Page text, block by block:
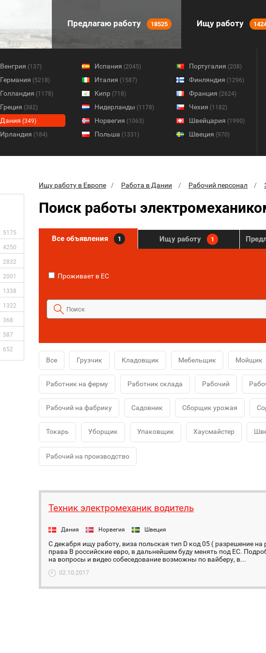
Предлагаю работу 18525 Ищу работу
Венгрия (137)
Германия (5218)
Голландия (1178)
Греция (382)
Дания (349)
Ирландия (184)
Испания (2045)
Италия (1587)
Кипр (718)
Нидерланды (1178)
Норвегия (1063)
Польша (1331)
Португалия (208)
Финляндия (1296)
Франция (2624)
Чехия (1182)
Швейцария (1990)
Швеция (970)
5175
4250
2832
2001
1338
1322
368
587
652
Ищу работу в Европе Работа в Дании Рабочий персонал
Поиск работы
Все объявления 1 Ищу работу 1
Проживает в ЕС
Все Грузчик Кладовщик Мебельщик Мойщик
Работник на ферму Работник склада Рабочий
Рабочий на фабрику Садовник Сборщик урожая
Токарь Уборщик Упаковщик Хаусмайстер
Рабочий на производство
Техник электромеханик водитель
Дания Норвегия Швеция
С декабря ищу работу, виза польская тип D код 05 ( разрешение
права В российские евро, в дальнейшем буду менять под ЕС.
на вопросы и видео собеседование возможны по вайберу, в...
02.10.2017